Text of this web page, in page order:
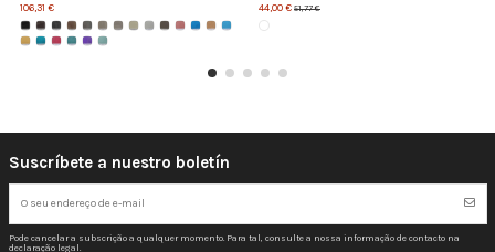
106,31 €
44,00 € 51,77 €
Suscríbete a nuestro boletín
Pode cancelar a subscrição a qualquer momento. Para tal, consulte a nossa informação de contacto na
declaração legal.